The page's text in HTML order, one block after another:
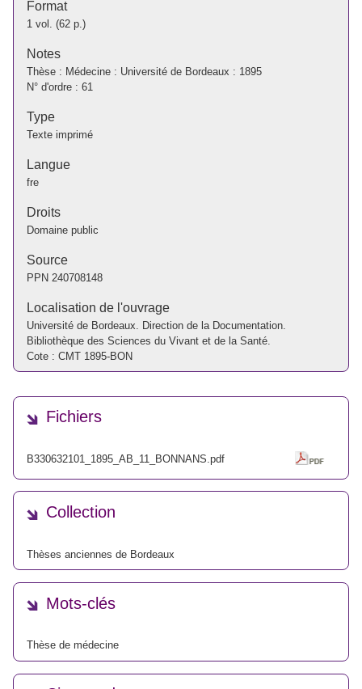
Format
1 vol. (62 p.)
Notes
Thèse : Médecine : Université de Bordeaux : 1895
N° d'ordre : 61
Type
Texte imprimé
Langue
fre
Droits
Domaine public
Source
PPN 240708148
Localisation de l'ouvrage
Université de Bordeaux. Direction de la Documentation.
Bibliothèque des Sciences du Vivant et de la Santé.
Cote : CMT 1895-BON
Fichiers
B330632101_1895_AB_11_BONNANS.pdf
Collection
Thèses anciennes de Bordeaux
Mots-clés
Thèse de médecine